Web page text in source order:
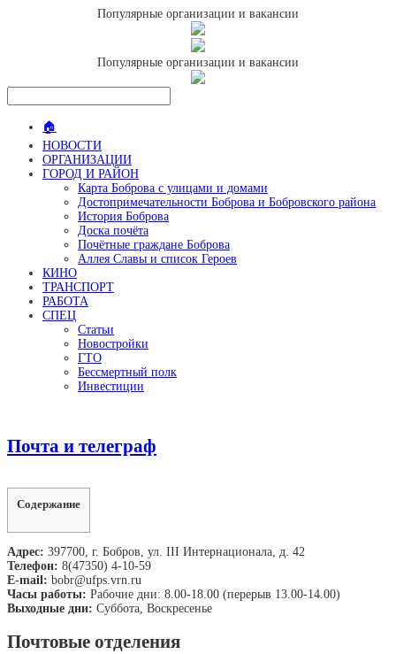
Популярные организации и вакансии
Популярные организации и вакансии
🏠
НОВОСТИ
ОРГАНИЗАЦИИ
ГОРОД И РАЙОН
Карта Боброва с улицами и домами
Достопримечательности Боброва и Бобровского района
История Боброва
Доска почёта
Почётные граждане Боброва
Аллея Славы и список Героев
КИНО
ТРАНСПОРТ
РАБОТА
СПЕЦ
Статьи
Новостройки
ГТО
Бессмертный полк
Инвестиции
Почта и телеграф
Содержание
Адрес: 397700, г. Бобров, ул. III Интернационала, д. 42
Телефон: 8(47350) 4-10-59
E-mail: bobr@ufps.vrn.ru
Часы работы: Рабочие дни: 8.00-18.00 (перерыв 13.00-14.00)
Выходные дни: Суббота, Воскресенье
Почтовые отделения